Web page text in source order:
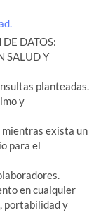
DATOS:
SALUD Y
planteadas.
y
mientras exista un
para el
en cualquier
portabilidad y